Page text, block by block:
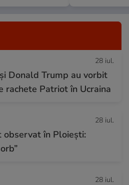
28 iul.
Donald Trump au vorbit
rachete Patriot în Ucraina
28 iul.
observat în Ploiești:
28 iul.